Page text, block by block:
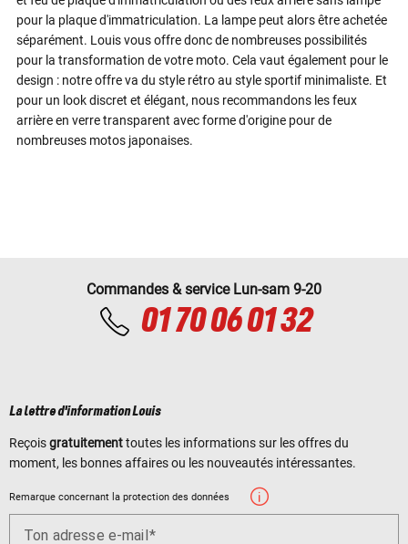
pour la plaque d'immatriculation. La lampe peut alors être achetée
séparément. Louis vous offre donc de nombreuses possibilités
pour la transformation de votre moto. Cela vaut également pour le
design : notre offre va du style rétro au style sportif minimaliste. Et
pour un look discret et élégant, nous recommandons les feux
arrière en verre transparent avec forme d'origine pour de
nombreuses motos japonaises.
Commandes & service Lun-sam 9-20
01 70 06 01 32
La lettre d'information Louis
Reçoisgratuitementtoutes les informations sur les offres du
moment, les bonnes affaires ou les nouveautés intéressantes.
Remarque concernant la protection des données
Ton adresse e-mail